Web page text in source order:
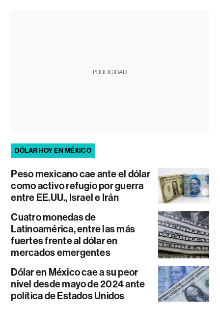
PUBLICIDAD
DÓLAR HOY EN MÉXICO
Peso mexicano cae ante el dólar
como activo refugio por guerra
entre EE.UU., Israel e Irán
Cuatro monedas de
Latinoamérica, entre las más
fuertes frente al dólar en
mercados emergentes
Dólar en México cae a su peor
nivel desde mayo de 2024 ante
política de Estados Unidos